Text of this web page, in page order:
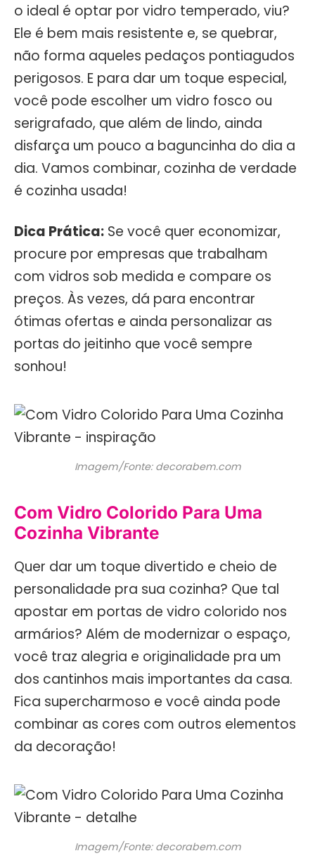
o ideal é optar por vidro temperado, viu?
Ele é bem mais resistente e, se quebrar,
não forma aqueles pedaços pontiagudos
perigosos. E para dar um toque especial,
você pode escolher um vidro fosco ou
serigrafado, que além de lindo, ainda
disfarça um pouco a baguncinha do dia a
dia. Vamos combinar, cozinha de verdade
é cozinha usada!
Dica Prática: Se você quer economizar,
procure por empresas que trabalham
com vidros sob medida e compare os
preços. Às vezes, dá para encontrar
ótimas ofertas e ainda personalizar as
portas do jeitinho que você sempre
sonhou!
Imagem/Fonte: decorabem.com
Com Vidro Colorido Para Uma
Cozinha Vibrante
Quer dar um toque divertido e cheio de
personalidade pra sua cozinha? Que tal
apostar em portas de vidro colorido nos
armários? Além de modernizar o espaço,
você traz alegria e originalidade pra um
dos cantinhos mais importantes da casa.
Fica supercharmoso e você ainda pode
combinar as cores com outros elementos
da decoração!
Imagem/Fonte: decorabem.com